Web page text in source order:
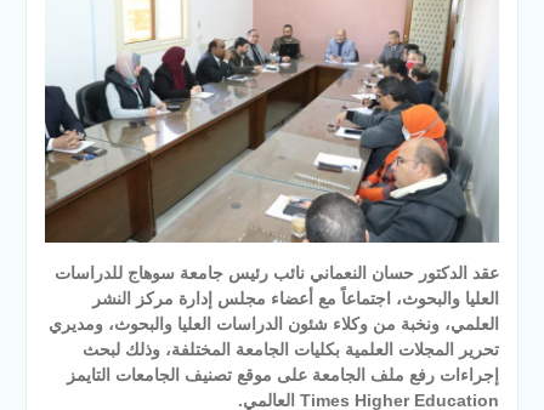
عقد الدكتور حسان النعماني نائب رئيس جامعة سوهاج للدراسات
العليا والبحوث، اجتماعاً مع أعضاء مجلس إدارة مركز النشر
العلمي، ونخبة من وكلاء شئون الدراسات العليا والبحوث، ومديري
تحرير المجلات العلمية بكليات الجامعة المختلفة، وذلك لبحث
إجراءات رفع ملف الجامعة على موقع تصنيف الجامعات التايمز
Times Higher Education العالمي.